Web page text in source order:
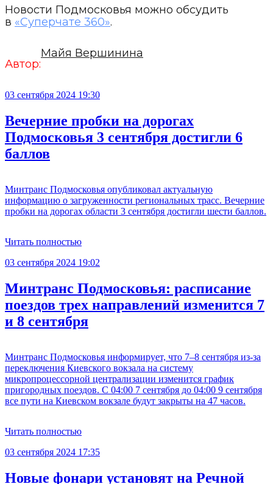
Новости Подмосковья можно обсудить
в «Суперчате 360».
Автор:
Майя Вершинина
03 сентября 2024 19:30
Вечерние пробки на дорогах
Подмосковья 3 сентября достигли 6
баллов
Минтранс Подмосковья опубликовал актуальную
информацию о загруженности региональных трасс. Вечерние
пробки на дорогах области 3 сентября достигли шести баллов.
Читать полностью
03 сентября 2024 19:02
Минтранс Подмосковья: расписание
поездов трех направлений изменится 7
и 8 сентября
Минтранс Подмосковья информирует, что 7–8 сентября из-за
переключения Киевского вокзала на систему
микропроцессорной централизации изменится график
пригородных поездов. С 04:00 7 сентября до 04:00 9 сентября
все пути на Киевском вокзале будут закрыты на 47 часов.
Читать полностью
03 сентября 2024 17:35
Новые фонари установят на Речной